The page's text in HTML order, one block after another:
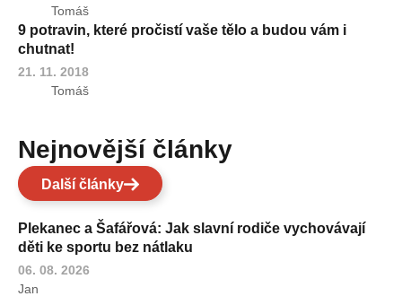
Tomáš
9 potravin, které pročistí vaše tělo a budou vám i
chutnat!
21. 11. 2018
Tomáš
Nejnovější články
Další články
Plekanec a Šafářová: Jak slavní rodiče vychovávají
děti ke sportu bez nátlaku
06. 08. 2026
Jan